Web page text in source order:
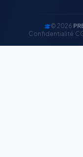
© 2026
Confidentialité